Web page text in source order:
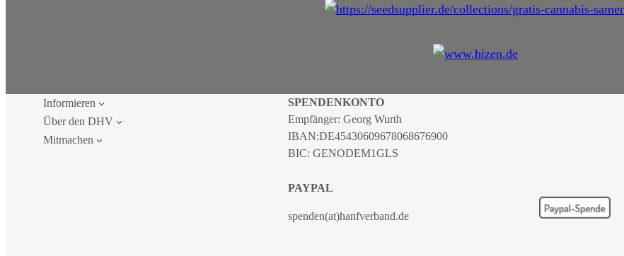
Informieren
Über den DHV
Mitmachen
SPENDENKONTO
Empfänger: Georg Wurth
IBAN:DE45430609678068676900
BIC: GENODEM1GLS
PAYPAL
spenden(at)hanfverband.de